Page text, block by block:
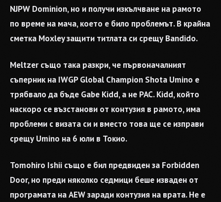
NJPW Dominion, но и получи изкълчване на рамото
по време на мача, което е било проблемът. В крайна
сметка Moxley защити титлата си срещу Bandido.
Meltzer също така разкри, че първоначалният
съперник на IWGP Global Champion Shota Umino е
трябвало да бъде Gabe Kidd, а не PAC. Kidd, който
наскоро се възстанови от контузия в рамото, има
проблеми с визата си и вместо това ще се изправи
срещу Umino на 6 юли в Токио.
Tomohiro Ishii също е бил предвиден за Forbidden
Door, но преди няколко седмици беше изваден от
програмата на AEW заради контузия на врата. Не е